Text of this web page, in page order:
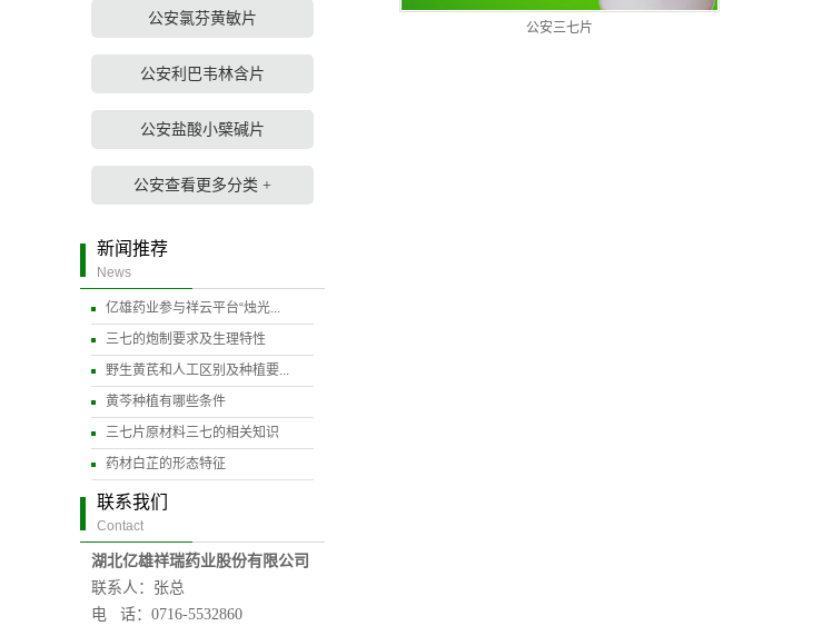
公安氯芬黄敏片
公安利巴韦林含片
公安盐酸小檗碱片
公安查看更多分类 +
新闻推荐
News
亿雄药业参与祥云平台“烛光...
三七的炮制要求及生理特性
野生黄芪和人工区别及种植要...
黄芩种植有哪些条件
三七片原材料三七的相关知识
药材白芷的形态特征
联系我们
Contact
湖北亿雄祥瑞药业股份有限公司
联系人：张总
电 话：0716-5532860
公安三七片